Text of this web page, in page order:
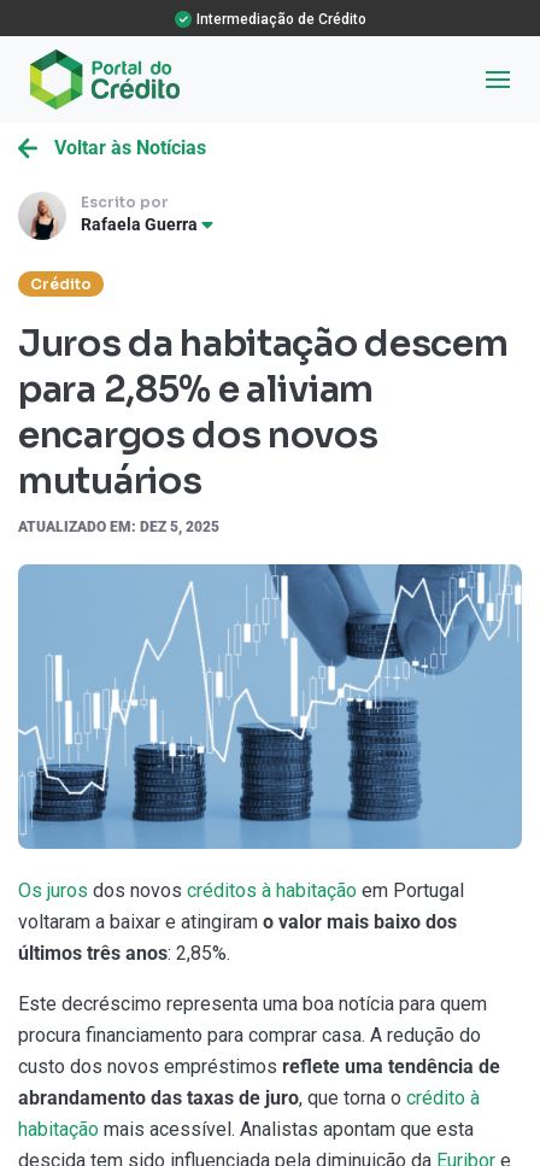
Intermediação de Crédito
Voltar às Notícias
Escrito por
Rafaela Guerra
Crédito
Juros da habitação descem
para 2,85% e aliviam
encargos dos novos
mutuários
ATUALIZADO EM: DEZ 5, 2025
Os juros dos novos créditos à habitação em Portugal
voltaram a baixar e atingiram o valor mais baixo dos
últimos três anos: 2,85%.
Este decréscimo representa uma boa notícia para quem
procura financiamento para comprar casa. A redução do
custo dos novos empréstimos reflete uma tendência de
abrandamento das taxas de juro, que torna o crédito à
habitação mais acessível. Analistas apontam que esta
descida tem sido influenciada pela diminuição da Euribor e